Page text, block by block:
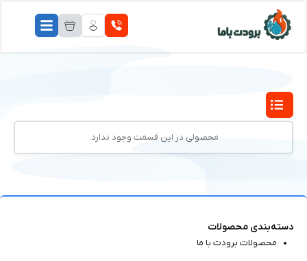
محصولی در این قسمت وجود ندارد.
دسته‌بندی محصولات
محصولات برودت با ما